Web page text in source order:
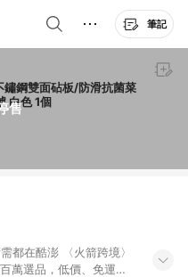
筆記
售
鏽鋼雙面砧板/防滑抗菌菜
板/廚房切菜板 中號 白色 1個
都在酷澎 〈火箭跨境〉
萬選品，低價、免運，